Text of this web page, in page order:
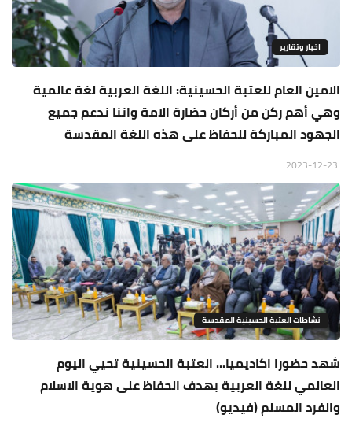
اخبار وتقارير
الامين العام للعتبة الحسينية: اللغة العربية لغة عالمية
وهي أهم ركن من أركان حضارة الامة واننا ندعم جميع
الجهود المباركة للحفاظ على هذه اللغة المقدسة
نشاطات العتبة الحسينية المقدسة
شهد حضورا اكاديميا... العتبة الحسينية تحيي اليوم
العالمي للغة العربية بهدف الحفاظ على هوية الاسلام
والفرد المسلم (فيديو)